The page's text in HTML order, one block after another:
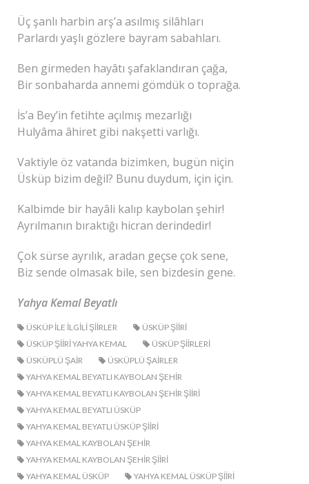
Üç şanlı harbin arş’a asılmış silâhları
Parlardı yaşlı gözlere bayram sabahları.
Ben girmeden hayâtı şafaklandıran çağa,
Bir sonbaharda annemi gömdük o toprağa.
İs’a Bey’in fetihte açılmış mezarlığı
Hulyâma âhiret gibi nakşetti varlığı.
Vaktiyle öz vatanda bizimken, bugün niçin
Üsküp bizim değil? Bunu duydum, için için.
Kalbimde bir hayâli kalıp kaybolan şehir!
Ayrılmanın bıraktığı hicran derindedir!
Çok sürse ayrılık, aradan geçse çok sene,
Biz sende olmasak bile, sen bizdesin gene.
Yahya Kemal Beyatlı
ÜSKÜP ILE ILGILI ŞIIRLER
ÜSKÜP ŞIIRI
ÜSKÜP ŞIIRI YAHYA KEMAL
ÜSKÜP ŞIIRLERI
ÜSKÜPLÜ ŞAIR
ÜSKÜPLÜ ŞAIRLER
YAHYA KEMAL BEYATLI KAYBOLAN ŞEHIR
YAHYA KEMAL BEYATLI KAYBOLAN ŞEHIR ŞIIRI
YAHYA KEMAL BEYATLI ÜSKÜP
YAHYA KEMAL BEYATLI ÜSKÜP ŞIIRI
YAHYA KEMAL KAYBOLAN ŞEHIR
YAHYA KEMAL KAYBOLAN ŞEHIR ŞIIRI
YAHYA KEMAL ÜSKÜP
YAHYA KEMAL ÜSKÜP ŞIIRI